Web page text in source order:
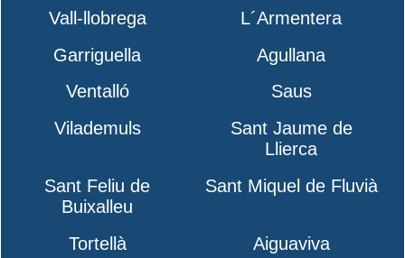
Vall-llobrega
L´Armentera
Garriguella
Agullana
Ventalló
Saus
Vilademuls
Sant Jaume de
Llierca
Sant Feliu de
Buixalleu
Sant Miquel de Fluvià
Tortellà
Aiguaviva